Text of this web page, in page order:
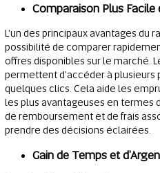
Comparaison Plus Facile
L'un des principaux avantages du
possibilité de comparer
offres disponibles sur le marché.
permettent d'accéder à plusieurs
quelques clics. Cela aide les
les plus avantageuses en termes
de remboursement et de frais
prendre des décisions éclairées.
Gain de Temps et